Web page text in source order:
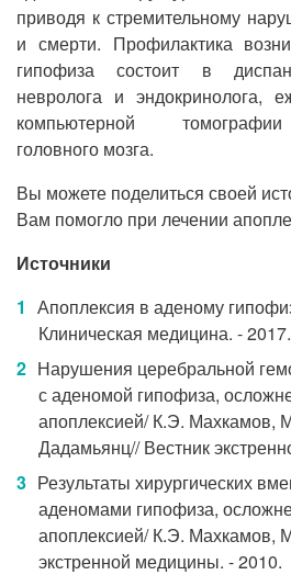
приводя к стремительному
и смерти. Профилактика
гипофиза состоит в
невролога и эндокринолога,
компьютерной
головного мозга.
Вы можете поделиться своей
Вам помогло при лечении
Источники
Апоплексия в аденому
Клиническая медицина. - 2017.
Нарушения церебральной
с аденомой гипофиза,
апоплексией/ К.Э. Махкамов,
Дадамьянц// Вестник
Результаты хирургических
аденомами гипофиза,
апоплексией/ К.Э. Махкамов,
экстренной медицины. - 2010.